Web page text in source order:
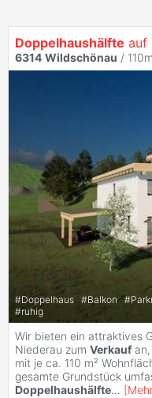
Doppelhaushälfte auf
6314 Wildschönau /
#Doppelhaus #Balkon #
#ruhig
Wir bieten ein attraktives
Niederau zum Verkauf
mit je ca. 110 m²
gesamte Grundstück
Doppelhaushälfte... [